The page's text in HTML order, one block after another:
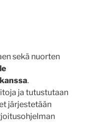
sekä nuorten
.
ja tutustutaan
järjestetään